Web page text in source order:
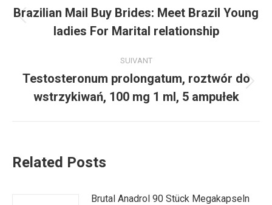
article
précédent
Brazilian Mail Buy Brides: Meet Brazil Young
ladies For Marital relationship
SUIVANT
Article
suivant
Testosteronum prolongatum, roztwór do
wstrzykiwań, 100 mg 1 ml, 5 ampułek
Related Posts
Brutal Anadrol 90 Stück Megakapseln